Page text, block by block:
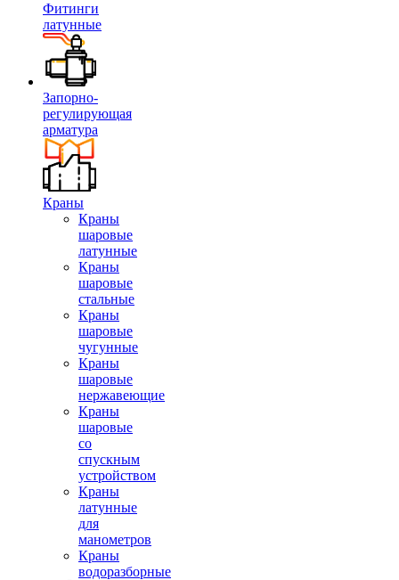
Фитинги
латунные
Запорно-
регулирующая
арматура
Краны
Краны
шаровые
латунные
Краны
шаровые
стальные
Краны
шаровые
чугунные
Краны
шаровые
нержавеющие
Краны
шаровые
со
спускным
устройством
Краны
латунные
для
манометров
Краны
водоразборные